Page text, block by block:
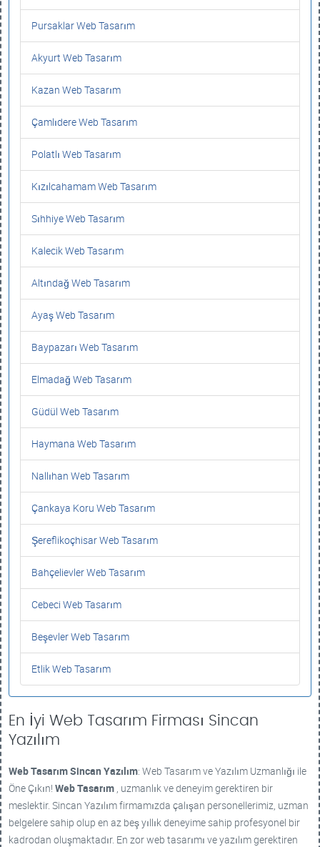
Pursaklar Web Tasarım
Akyurt Web Tasarım
Kazan Web Tasarım
Çamlıdere Web Tasarım
Polatlı Web Tasarım
Kızılcahamam Web Tasarım
Sıhhiye Web Tasarım
Kalecik Web Tasarım
Altındağ Web Tasarım
Ayaş Web Tasarım
Baypazarı Web Tasarım
Elmadağ Web Tasarım
Güdül Web Tasarım
Haymana Web Tasarım
Nallıhan Web Tasarım
Çankaya Koru Web Tasarım
Şereflikoçhisar Web Tasarım
Bahçelievler Web Tasarım
Cebeci Web Tasarım
Beşevler Web Tasarım
Etlik Web Tasarım
En İyi Web Tasarım Firması Sincan
Yazılım
Web TasarımSincan Yazılım: Web Tasarım ve Yazılım Uzmanlığı ile
Öne Çıkın! Web Tasarım , uzmanlık ve deneyim gerektiren bir
meslektir. Sincan Yazılım firmamızda çalışan personellerimiz, uzman
belgelere sahip olup en az beş yıllık deneyime sahip profesyonel bir
kadrodan oluşmaktadır. En zor web tasarımı ve yazılım gerektiren